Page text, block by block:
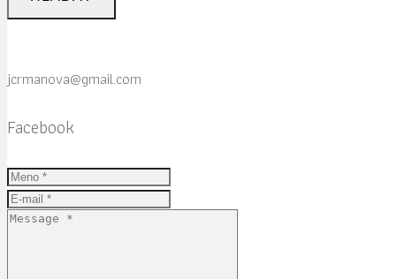
jcrmanova@gmail.com
Facebook